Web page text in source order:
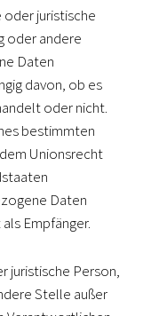
oder juristische
oder andere
Daten
davon, ob es
oder nicht.
bestimmten
Unionsrecht
Daten
Empfänger.
juristische Person,
Stelle außer